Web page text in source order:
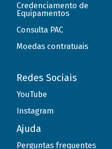
Credenciamento de
Equipamentos
Consulta PAC
Moedas contratuais
Redes Sociais
YouTube
Instagram
Ajuda
Perguntas frequentes